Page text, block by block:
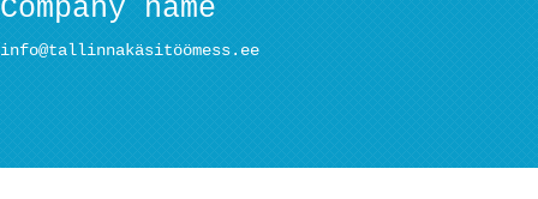
Company name
info@tallinnakäsitöömess.ee